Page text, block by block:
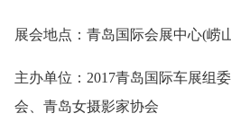
展会地点：青岛国际会展中心(崂
主办单位：2017青岛国际车展组
会、青岛女摄影家协会